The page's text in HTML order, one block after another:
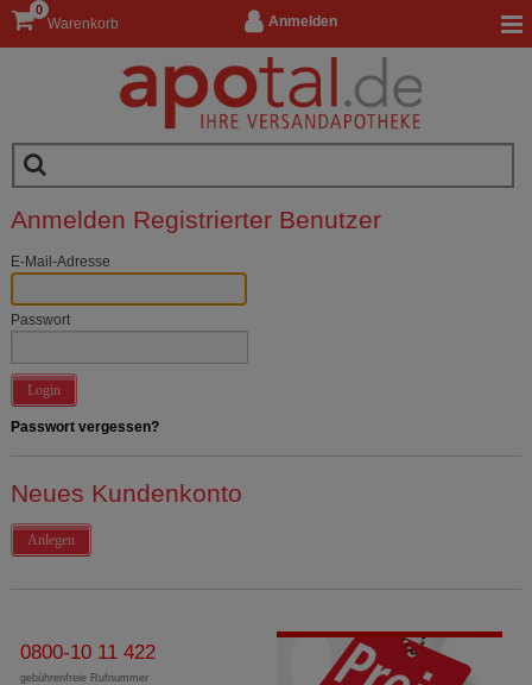
Anmelden
Warenkorb
0
Anmelden Registrierter Benutzer
E-Mail-Adresse
Passwort
Login
Passwort vergessen?
Neues Kundenkonto
Anlegen
0800-10 11 422
gebührenfreie Rufnummer